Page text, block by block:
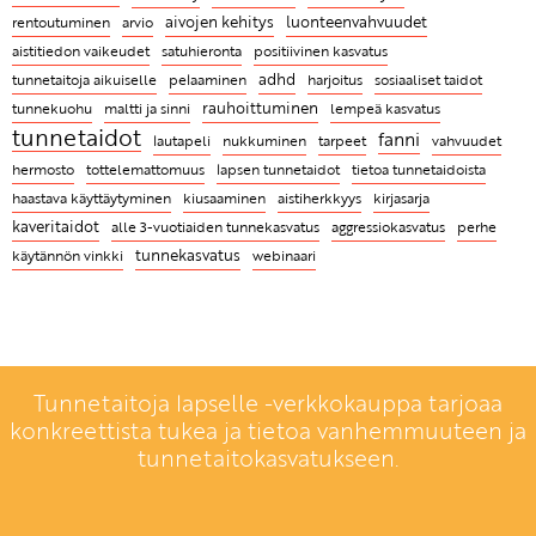
todellisuudessa vihaisena tarvitsisimme erityisen
paljon muiden apua ja ymmärrystä
Rakentava riitely on tärkeä sosiaalinen taito -
ILMAINEN WEBINAARI 20.10. klo 18
tutustua tunteisiin ja itseensä, on parasta mahdollista
yhdessäoloa"
Luonteenvahvuustarina: Paarma vie pyyhkeen
Empatiataidot eivät voi puhjeta kukkaansa ilman
aikuisen esimerkkiä
Mitä ovat tunnetaidot ja miksi niitä täytyy opetella?
rentoutuminen arvio aivojen kehitys luonteenvahvuudet
aistitiedon vaikeudet satuhieronta
positiivinen kasvatus
tunnetaitoja aikuiselle
pelaaminen adhd harjoitus sosiaaliset taidot
tunnekuohu
maltti ja sinni rauhoittuminen lempeä kasvatus
tunnetaidot lautapeli nukkuminen tarpeet fanni vahvuudet
hermosto tottelemattomuus lapsen tunnetaidot tietoa tunnetaidoista
haastava käyttäytyminen kiusaaminen aistiherkkyys kirjasarja
kaveritaidot alle 3-vuotiaiden tunnekasvatus aggressiokasvatus
perhe
käytännön vinkki
tunnekasvatus webinaari
Tunnetaitoja lapselle -verkkokauppa tarjoaa
konkreettista tukea ja tietoa vanhemmuuteen ja
tunnetaitokasvatukseen.